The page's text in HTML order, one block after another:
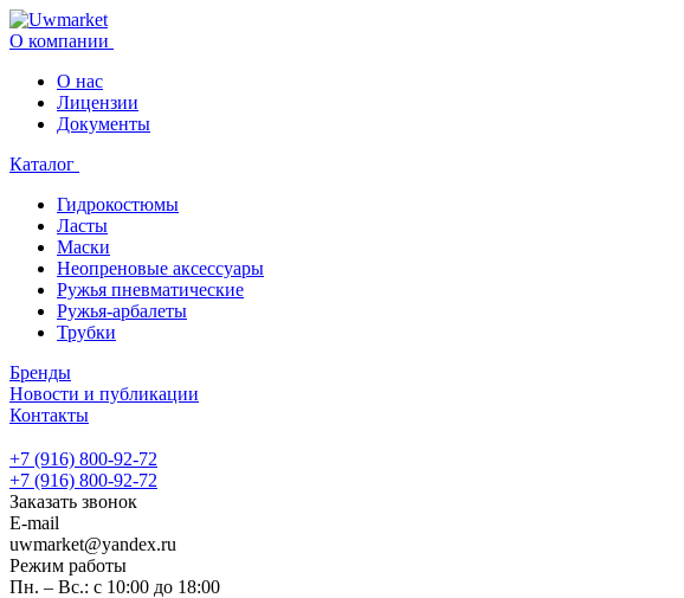
О компании
О нас
Лицензии
Документы
Каталог
Гидрокостюмы
Ласты
Маски
Неопреновые аксессуары
Ружья пневматические
Ружья-арбалеты
Трубки
Бренды
Новости и публикации
Контакты
+7 (916) 800-92-72
+7 (916) 800-92-72
Заказать звонок
E-mail
uwmarket@yandex.ru
Режим работы
Пн. – Вс.: с 10:00 до 18:00